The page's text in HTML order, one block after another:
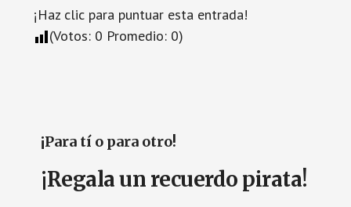
¡Haz clic para puntuar esta entrada!
(Votos: 0 Promedio: 0)
¡Para tí o para otro!
¡Regala un recuerdo pirata!